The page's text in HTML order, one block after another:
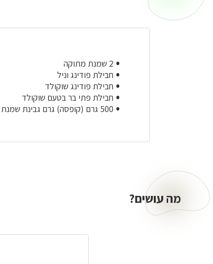
2 שמנת מתוקה
חבילת פודינג וניל
חבילת פודינג שוקולד
חבילת פתי בר בטעם שוקולד
500 גרם (קופסה) גרם גבינת שמנת
מה עושים?